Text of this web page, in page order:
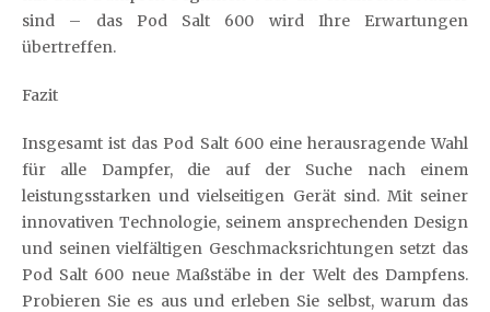
sind – das Pod Salt 600 wird Ihre Erwartungen
übertreffen.
Fazit
Insgesamt ist das Pod Salt 600 eine herausragende Wahl
für alle Dampfer, die auf der Suche nach einem
leistungsstarken und vielseitigen Gerät sind. Mit seiner
innovativen Technologie, seinem ansprechenden Design
und seinen vielfältigen Geschmacksrichtungen setzt das
Pod Salt 600 neue Maßstäbe in der Welt des Dampfens.
Probieren Sie es aus und erleben Sie selbst, warum das